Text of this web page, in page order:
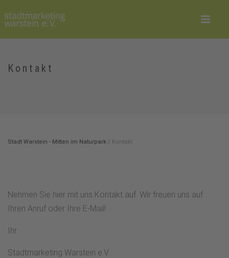
Kontakt
Stadt Warstein - Mitten im Naturpark / Kontakt
Nehmen Sie hier mit uns Kontakt auf. Wir freuen uns auf
Ihren Anruf oder Ihre E-Mail!
Ihr
Stadtmarketing Warstein e.V.